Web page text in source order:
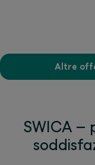
Altre
SWICA –